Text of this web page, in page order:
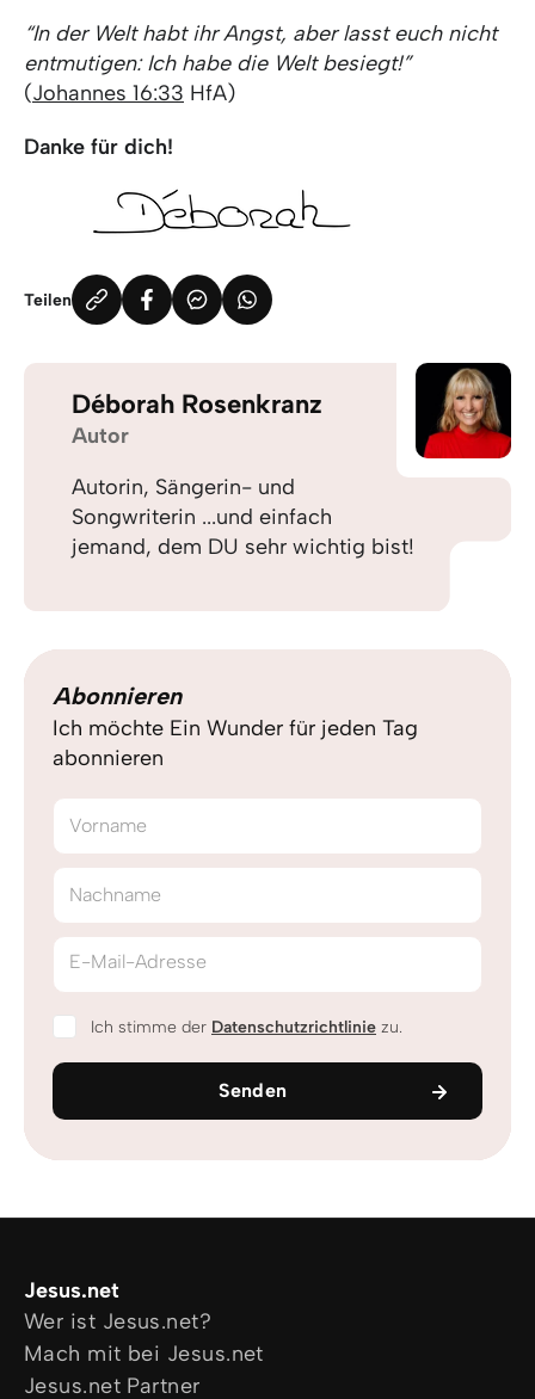
“In der Welt habt ihr Angst, aber lasst euch nicht
entmutigen: Ich habe die Welt besiegt!”
(Johannes 16:33 HfA)
Danke für dich!
Teilen
Déborah Rosenkranz
Autor
Autorin, Sängerin- und
Songwriterin ...und einfach
jemand, dem DU sehr wichtig bist!
Abonnieren
Ich möchte Ein Wunder für jeden Tag
abonnieren
Vorname
Nachname
E-Mail-Adresse
Ich stimme der Datenschutzrichtlinie zu.
Senden
Jesus.net
Wer ist Jesus.net?
Mach mit bei Jesus.net
Jesus.net Partner